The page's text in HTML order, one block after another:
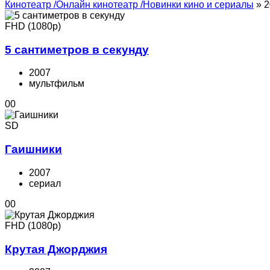
Кинотеатр /Онлайн кинотеатр /Новинки кино и сериалы »
FHD (1080p)
5 сантиметров в секунду
2007
мультфильм
00
SD
Гаишники
2007
cериал
00
FHD (1080p)
Крутая Джорджия